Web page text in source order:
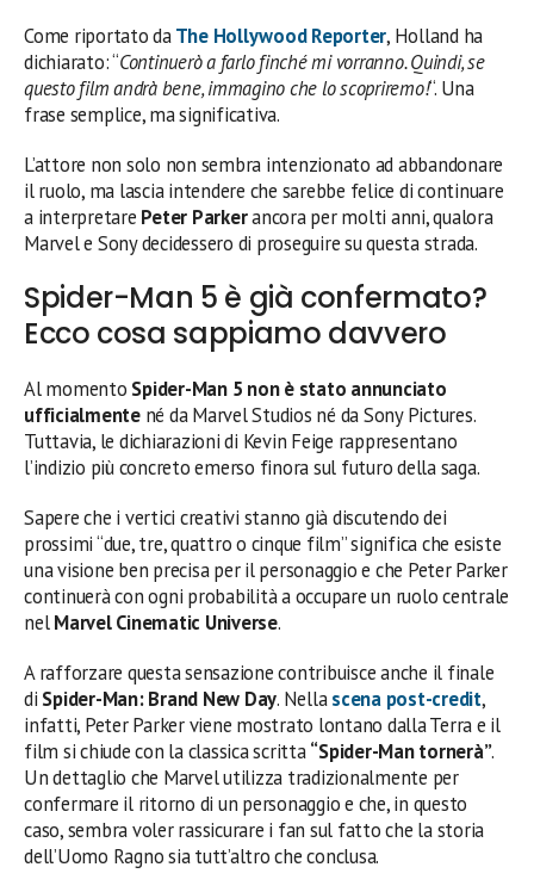
Come riportato daThe Hollywood Reporter, Holland ha
dichiarato: “Continuerò a farlo finché mi vorranno. Quindi, se
questo film andrà bene, immagino che lo scopriremo!“. Una
frase semplice, ma significativa.
L’attore non solo non sembra intenzionato ad abbandonare
il ruolo, ma lascia intendere che sarebbe felice di continuare
a interpretare Peter Parkerancora per molti anni, qualora
Marvel e Sony decidessero di proseguire su questa strada.
Spider-Man 5 è già confermato?
Ecco cosa sappiamo davvero
Al momento Spider-Man 5 non è stato annunciato
ufficialmentené da Marvel Studios né da Sony Pictures.
Tuttavia, le dichiarazioni di Kevin Feige rappresentano
l’indizio più concreto emerso finora sul futuro della saga.
Sapere che i vertici creativi stanno già discutendo dei
prossimi “due, tre, quattro o cinque film” significa che esiste
una visione ben precisa per il personaggio e che Peter Parker
continuerà con ogni probabilità a occupare un ruolo centrale
nelMarvel Cinematic Universe.
A rafforzare questa sensazione contribuisce anche il finale
di Spider-Man: Brand New Day. Nellascena post-credit,
infatti, Peter Parker viene mostrato lontano dalla Terra e il
film si chiude con la classica scritta“Spider-Man tornerà”.
Un dettaglio che Marvel utilizza tradizionalmente per
confermare il ritorno di un personaggio e che, in questo
caso, sembra voler rassicurare i fan sul fatto che la storia
dell’Uomo Ragno sia tutt’altro che conclusa.